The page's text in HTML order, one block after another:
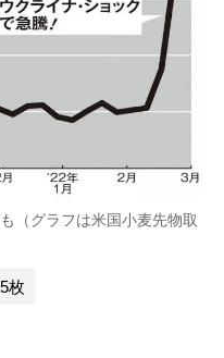
（グラフは米国小麦先物取
枚